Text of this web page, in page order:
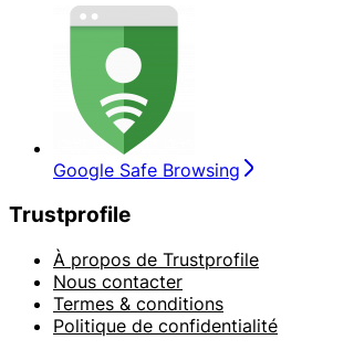
Google Safe Browsing
Trustprofile
À propos de Trustprofile
Nous contacter
Termes & conditions
Politique de confidentialité